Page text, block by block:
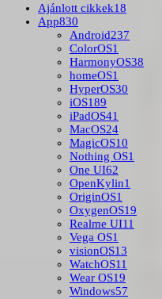
Ajánlott cikkek18
App830
Android237
ColorOS1
HarmonyOS38
homeOS1
HyperOS30
iOS189
iPadOS41
MacOS24
MagicOS10
Nothing OS1
One UI62
OpenKylin1
OriginOS1
OxygenOS19
Realme UI11
Vega OS1
visionOS13
WatchOS11
Wear OS19
Windows57